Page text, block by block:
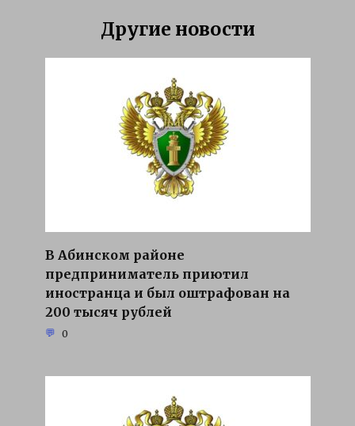
Другие новости
В Абинском районе
предприниматель приютил
иностранца и был оштрафован на
200 тысяч рублей
0